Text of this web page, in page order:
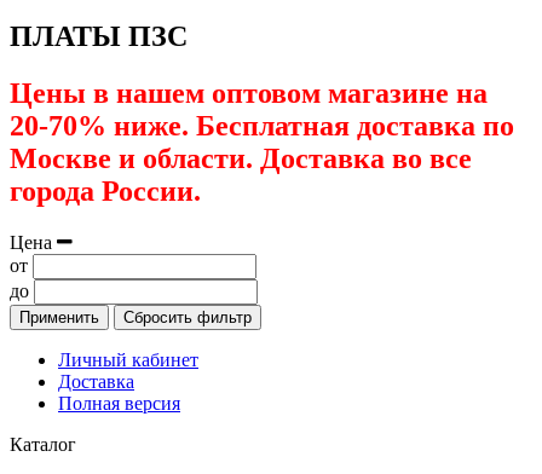
ПЛАТЫ ПЗС
Цены в нашем оптовом магазине на
20-70% ниже. Бесплатная доставка по
Москве и области. Доставка во все
города России.
Цена
от
до
Применить Сбросить фильтр
Личный кабинет
Доставка
Полная версия
Каталог